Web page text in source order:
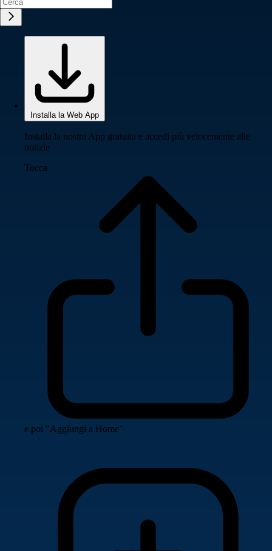
Installa la Web App
Installa la nostra App gratuita e accedi più velocemente alle
notizie
Tocca
e poi "Aggiungi a Home"